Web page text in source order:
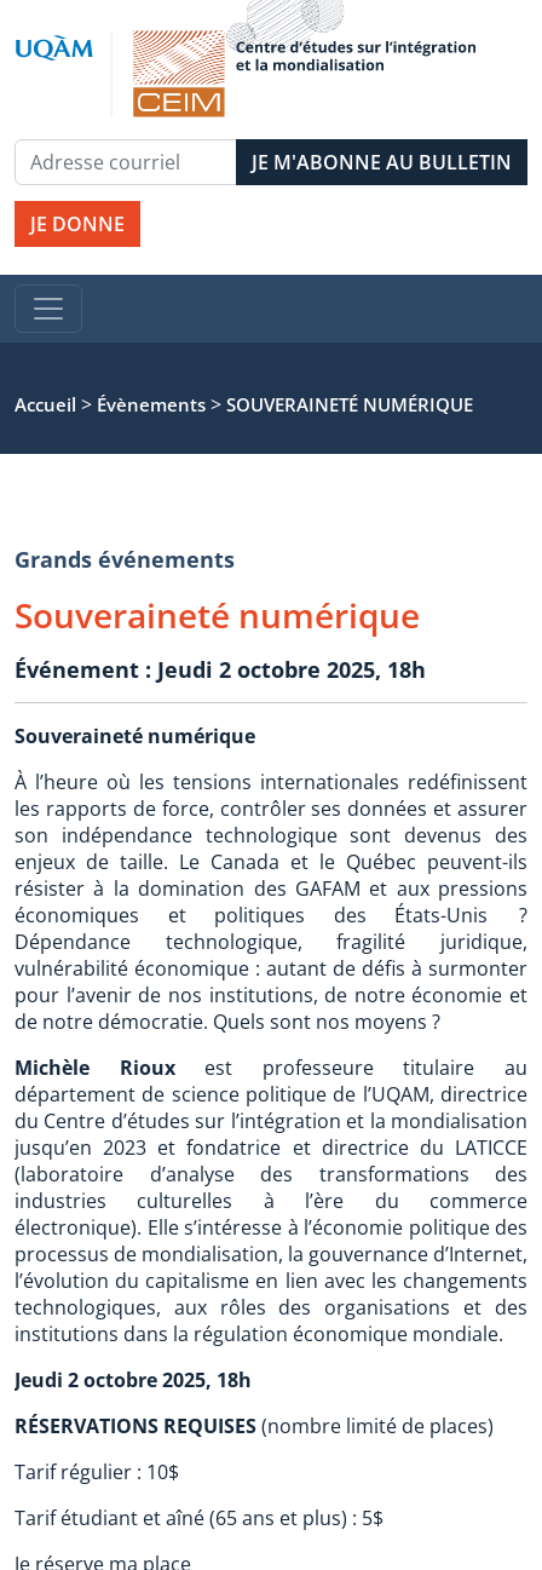
JE DONNE
Accueil > Évènements > SOUVERAINETÉ NUMÉRIQUE
Grands événements
Souveraineté numérique
Événement : Jeudi 2 octobre 2025, 18h
Souveraineté numérique
À l’heure où les tensions internationales redéfinissent
les rapports de force, contrôler ses données et assurer
son indépendance technologique sont devenus des
enjeux de taille. Le Canada et le Québec peuvent-ils
résister à la domination des GAFAM et aux pressions
économiques et politiques des États-Unis ?
Dépendance technologique, fragilité juridique,
vulnérabilité économique : autant de défis à surmonter
pour l’avenir de nos institutions, de notre économie et
de notre démocratie. Quels sont nos moyens ?
Michèle Riouxest professeure titulaire au
département de science politique de l’UQAM, directrice
du Centre d’études sur l’intégration et la mondialisation
jusqu’en 2023 et fondatrice et directrice du LATICCE
(laboratoire d’analyse des transformations des
industries culturelles à l’ère du commerce
électronique). Elle s’intéresse à l’économie politique des
processus de mondialisation, la gouvernance d’Internet,
l’évolution du capitalisme en lien avec les changements
technologiques, aux rôles des organisations et des
institutions dans la régulation économique mondiale.
Jeudi 2 octobre 2025, 18h
RÉSERVATIONS REQUISES(nombre limité de places)
Tarif régulier : 10$
Tarif étudiant et aîné (65 ans et plus) : 5$
Je réserve ma place